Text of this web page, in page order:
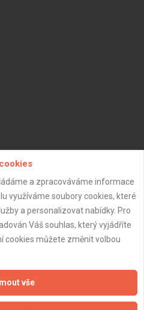
a zpracováváme informace
využíváme soubory cookies, které
a personalizovat nabídky. Pro
Váš souhlas, který vyjádříte
cookies můžete změnit volbou
vše